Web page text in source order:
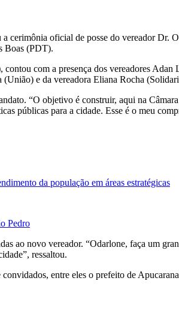
oficial de posse do vereador Dr.
Boas (PDT).
com a presença dos vereadores
e da vereadora Eliana Rocha
“O objetivo é construir, aqui na
públicas para a cidade. Esse é o meu
da população em áreas estratégicas
Pedro
novo vereador. “Odarlone, faça um
ressaltou.
entre eles o prefeito de